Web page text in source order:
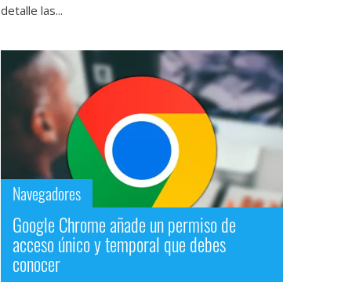
detalle las...
Navegadores
Google Chrome añade un permiso de
acceso único y temporal que debes
conocer